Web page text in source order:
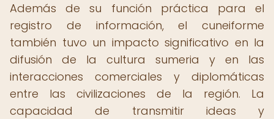
Además de su función práctica para el
registro de información, el cuneiforme
también tuvo un impacto significativo en la
difusión de la cultura sumeria y en las
interacciones comerciales y diplomáticas
entre las civilizaciones de la región. La
capacidad de transmitir ideas y